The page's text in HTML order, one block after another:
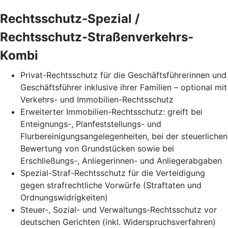
Rechtsschutz-Spezial /
Rechtsschutz-Straßenverkehrs-
Kombi
Privat-Rechtsschutz für die Geschäftsführerinnen und
Geschäftsführer inklusive ihrer Familien – optional mit
Verkehrs- und Immobilien-Rechtsschutz
Erweiterter Immobilien-Rechtsschutz: greift bei
Enteignungs-, Planfeststellungs- und
Flurbereinigungsangelegenheiten, bei der steuerlichen
Bewertung von Grundstücken sowie bei
Erschließungs-, Anliegerinnen- und Anliegerabgaben
Spezial-Straf-Rechtsschutz für die Verteidigung
gegen strafrechtliche Vorwürfe (Straftaten und
Ordnungswidrigkeiten)
Steuer-, Sozial- und Verwaltungs-Rechtsschutz vor
deutschen Gerichten (inkl. Widerspruchsverfahren)